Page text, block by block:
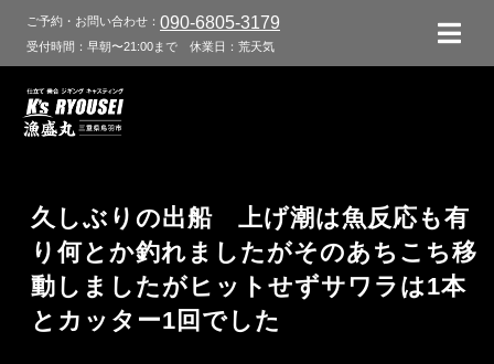
ご予約・お問い合わせ： 090-6805-3179
受付時間：早朝〜21:00まで 休業日：荒天気
久しぶりの出船 上げ潮は魚反応も有
り何とか釣れましたがそのあちこち移
動しましたがヒットせずサワラは1本
とカッター1回でした